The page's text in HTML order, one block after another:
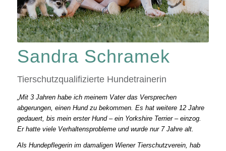
Sandra Schramek
Tierschutzqualifizierte Hundetrainerin
„Mit 3 Jahren habe ich meinem Vater das Versprechen
abgerungen, einen Hund zu bekommen. Es hat weitere 12 Jahre
gedauert, bis mein erster Hund – ein Yorkshire Terrier – einzog.
Er hatte viele Verhaltensprobleme und wurde nur 7 Jahre alt.
Als Hundepflegerin im damaligen Wiener Tierschutzverein, hab